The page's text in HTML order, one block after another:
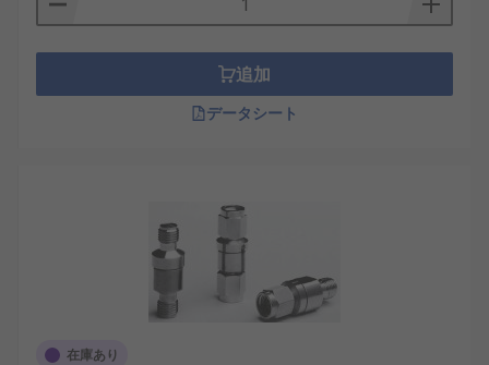
追加
データシート
在庫あり